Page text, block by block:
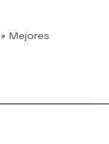
» Mejores